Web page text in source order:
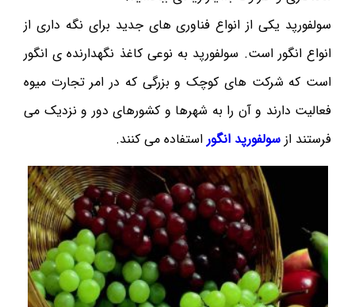
سولفورپد یکی از انواع فناوری های جدید برای نگه داری از
انواع انگور است. سولفورپد به نوعی کاغذ نگهدارنده ی انگور
است که شرکت های کوچک و بزرگی که در امر تجارت میوه
فعالیت دارند و آن را به شهرها و کشورهای دور و نزدیک می
فرستند از سولفورپد انگوراستفاده می کنند.